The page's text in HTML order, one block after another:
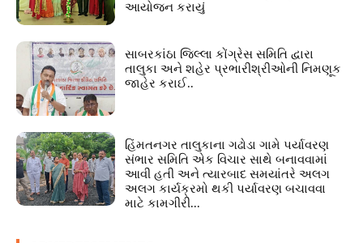
આયોજન કરાયું
સાબરકાંઠા જિલ્લા કોંગ્રેસ સમિતિ દ્વારા
તાલુકા અને શહેર પ્રભારીશ્રીઓની નિમણૂક
જાહેર કરાઈ..
હિંમતનગર તાલુકાના ગઢોડા ગામે પર્યાવરણ
સંભાર સમિતિ એક વિચાર સાથે બનાવવામાં
આવી હતી અને ત્યારબાદ સમયાંતરે અલગ
અલગ કાર્યક્રમો થકી પર્યાવરણ બચાવવા
માટે કામગીરી...